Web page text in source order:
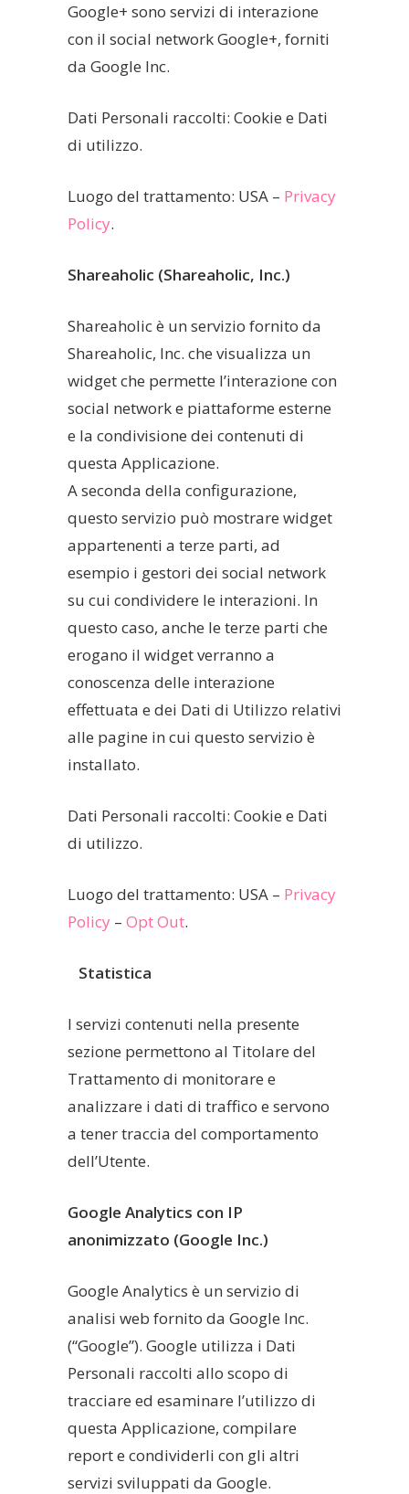
Google+ sono servizi di interazione
con il social network Google+, forniti
da Google Inc.
Dati Personali raccolti: Cookie e Dati
di utilizzo.
Luogo del trattamento: USA – Privacy
Policy.
Shareaholic (Shareaholic, Inc.)
Shareaholic è un servizio fornito da
Shareaholic, Inc. che visualizza un
widget che permette l’interazione con
social network e piattaforme esterne
e la condivisione dei contenuti di
questa Applicazione.
A seconda della configurazione,
questo servizio può mostrare widget
appartenenti a terze parti, ad
esempio i gestori dei social network
su cui condividere le interazioni. In
questo caso, anche le terze parti che
erogano il widget verranno a
conoscenza delle interazione
effettuata e dei Dati di Utilizzo relativi
alle pagine in cui questo servizio è
installato.
Dati Personali raccolti: Cookie e Dati
di utilizzo.
Luogo del trattamento: USA – Privacy
Policy – Opt Out.
Statistica
I servizi contenuti nella presente
sezione permettono al Titolare del
Trattamento di monitorare e
analizzare i dati di traffico e servono
a tener traccia del comportamento
dell’Utente.
Google Analytics con IP
anonimizzato (Google Inc.)
Google Analytics è un servizio di
analisi web fornito da Google Inc.
(“Google”). Google utilizza i Dati
Personali raccolti allo scopo di
tracciare ed esaminare l’utilizzo di
questa Applicazione, compilare
report e condividerli con gli altri
servizi sviluppati da Google.